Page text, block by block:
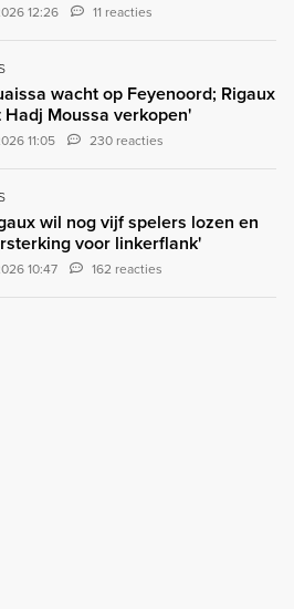
12:26 11 reacties
wacht op Feyenoord; Rigaux
Moussa verkopen'
11:05 230 reacties
wil nog vijf spelers lozen en
voor linkerflank'
10:47 162 reacties